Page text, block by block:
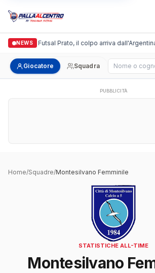
NEWS
Italgronda Futsal Prato, il colpo arriva
Giocatore Squadra Cerca
PUBBLICITÀ
Home/Squadre/Montesilvano Femminile
STATISTICHE ALL-TIME
Montesilvano